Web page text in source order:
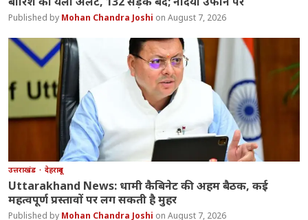
Mohan Chandra Joshi August 7, 2026
उत्तराखंड देहरादून
Uttarakhand News: धामी कैबिनेट की अहम बैठक, कई
महत्वपूर्ण प्रस्तावों पर लग सकती है मुहर
Mohan Chandra Joshi August 7, 2026